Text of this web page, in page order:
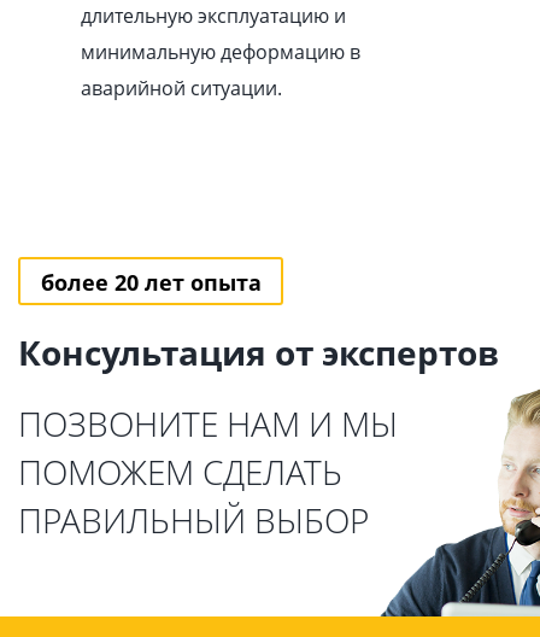
длительную эксплуатацию и
минимальную деформацию в
аварийной ситуации.
более 20 лет опыта
Консультация от экспертов
ПОЗВОНИТЕ НАМ И МЫ
ПОМОЖЕМ СДЕЛАТЬ
ПРАВИЛЬНЫЙ ВЫБОР